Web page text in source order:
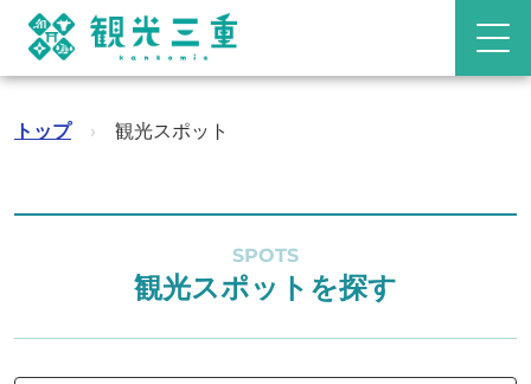
トップ › 観光スポット
SPOTS
観光スポットを探す